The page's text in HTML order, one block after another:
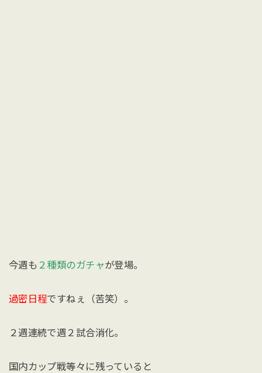
今週も ２種類のガチャが登場。
過密日程ですねぇ（苦笑）。
２週連続で週２試合消化。
国内カップ戦等々に残っていると